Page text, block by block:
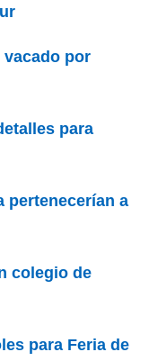
por
para
pertenecerían a
colegio de
para Feria de